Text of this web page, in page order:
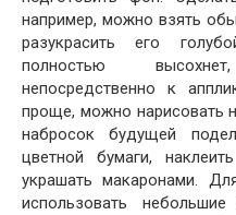
например, можно взять
разукрасить его
полностью
непосредственно к
проще, можно нарисовать
набросок будущей
цветной бумаги,
украшать макаронами.
использовать